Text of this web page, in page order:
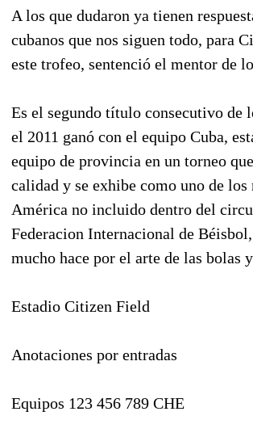
A los que dudaron ya tienen
cubanos que nos siguen todo, para
este trofeo, sentenció el mentor de
Es el segundo título consecutivo de
el 2011 ganó con el equipo Cuba,
equipo de provincia en un torneo
calidad y se exhibe como uno de los
América no incluido dentro del
Federacion Internacional de
mucho hace por el arte de las bolas
Estadio Citizen Field
Anotaciones por entradas
Equipos 123 456 789 CHE